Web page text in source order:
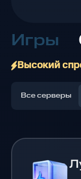
Игры
Высокий
Все серверы